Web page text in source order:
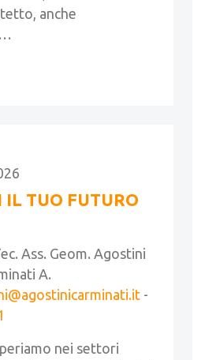
anche
IL TUO FUTURO
Ass. Geom. Agostini
A.
-
nei settori